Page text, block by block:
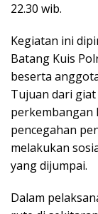
k
22.30 wib.
Kegiatan ini
Batang Kuis
beserta
Tujuan dari
perkembangan
pencegahan
melakukan
yang dijumpai.
Dalam